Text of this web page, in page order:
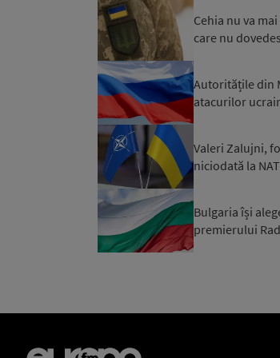
Cehia nu va
care nu
Autoritățile din
atacurilor
Valeri Zalujni,
niciodată la
Bulgaria își
premierului